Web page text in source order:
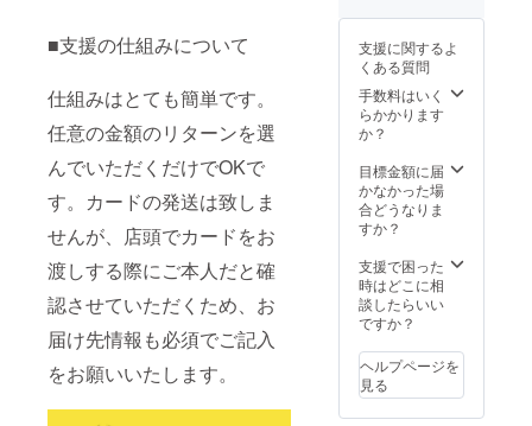
■支援の仕組みについて
仕組みはとても簡単です。
任意の金額のリターンを選
んでいただくだけでOKで
す。カードの発送は致しま
せんが、店頭でカードをお
渡しする際にご本人だと確
認させていただくため、お
届け先情報も必須でご記入
をお願いいたします。
報とし
させて
頂きま
す。
のでお
けくだ
さい。
※「お届
け先情
報」が
なって
おりま
すが、
カード
はいた
しませ
ん。受
け渡し
本人確
認のた
めの情
報とし
された
てお受
け取り
くださ
い。 ※
有効期
2021年
2月末日
までと
なりま
有効期
限を過
ぎます
と、残
効とな
ります
のでお
気をつ
支援に関するよ
くある質問
手数料はいく
らかかります
か？
目標金額に届
かなかった場
合どうなりま
すか？
支援で困った
時はどこに相
談したらいい
ですか？
ヘルプページを
見る